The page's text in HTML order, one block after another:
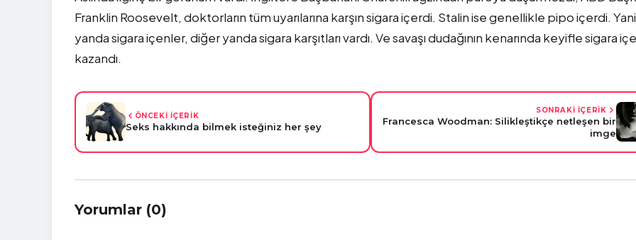
Franklin Roosevelt, doktorların tüm uyarılarına karşın sigara içerdi. Stalin ise genellikle pipo içerdi.
yanda sigara içenler, diğer yanda sigara karşıtları vardı. Ve savaşı dudağının kenarında keyifle sigara
kazandı.
ÖNCEKİ İÇERİK
Seks hakkında bilmek isteğiniz her şey
SONRAKİ İÇERİK
Francesca Woodman: Silikleştikçe netleşen bir
imge
Yorumlar (0)